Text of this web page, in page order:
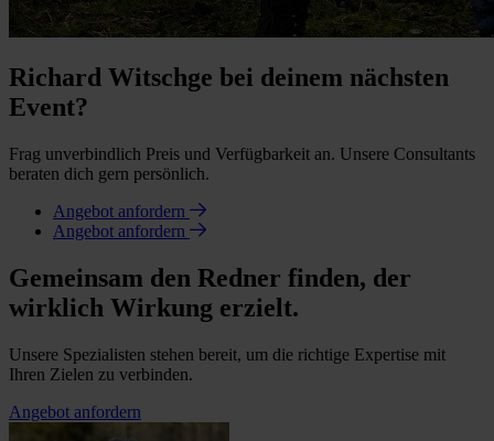
Richard Witschge bei deinem nächsten
Event?
Frag unverbindlich Preis und Verfügbarkeit an. Unsere Consultants
beraten dich gern persönlich.
Angebot anfordern
Angebot anfordern
Gemeinsam den Redner finden, der
wirklich Wirkung erzielt.
Unsere Spezialisten stehen bereit, um die richtige Expertise mit
Ihren Zielen zu verbinden.
Angebot anfordern